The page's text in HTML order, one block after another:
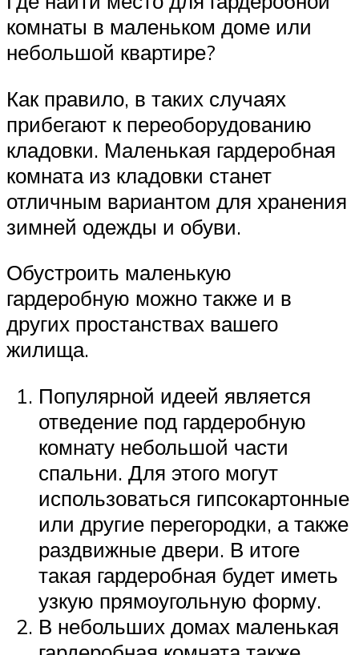
комнаты в маленьком доме или
небольшой квартире?
Как правило, в таких случаях
прибегают к переоборудованию
кладовки. Маленькая гардеробная
комната из кладовки станет
отличным вариантом для хранения
зимней одежды и обуви.
Обустроить маленькую
гардеробную можно также и в
других простанствах вашего
жилища.
Популярной идеей является
отведение под гардеробную
комнату небольшой части
спальни. Для этого могут
использоваться гипсокартонные
или другие перегородки, а также
раздвижные двери. В итоге
такая гардеробная будет иметь
узкую прямоугольную форму.
В небольших домах маленькая